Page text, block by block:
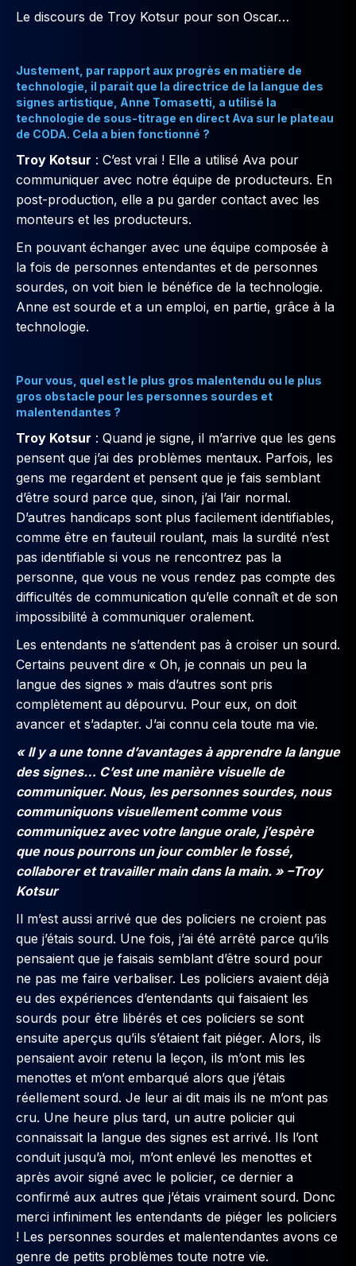
Le discours de Troy Kotsur pour son Oscar…
Justement, par rapport aux progrès en matière de
technologie, il parait que la directrice de la langue des
signes artistique, Anne Tomasetti, a utilisé la
technologie de sous-titrage en direct Ava sur le plateau
de CODA. Cela a bien fonctionné ?
Troy Kotsur : C’est vrai ! Elle a utilisé Ava pour
communiquer avec notre équipe de producteurs. En
post-production, elle a pu garder contact avec les
monteurs et les producteurs.
En pouvant échanger avec une équipe composée à
la fois de personnes entendantes et de personnes
sourdes, on voit bien le bénéfice de la technologie.
Anne est sourde et a un emploi, en partie, grâce à la
technologie.
Pour vous, quel est le plus gros malentendu ou le plus
gros obstacle pour les personnes sourdes et
malentendantes ?
Troy Kotsur : Quand je signe, il m’arrive que les gens
pensent que j’ai des problèmes mentaux. Parfois, les
gens me regardent et pensent que je fais semblant
d’être sourd parce que, sinon, j’ai l’air normal.
D’autres handicaps sont plus facilement identifiables,
comme être en fauteuil roulant, mais la surdité n’est
pas identifiable si vous ne rencontrez pas la
personne, que vous ne vous rendez pas compte des
difficultés de communication qu’elle connaît et de son
impossibilité à communiquer oralement.
Les entendants ne s’attendent pas à croiser un sourd.
Certains peuvent dire « Oh, je connais un peu la
langue des signes » mais d’autres sont pris
complètement au dépourvu. Pour eux, on doit
avancer et s’adapter. J’ai connu cela toute ma vie.
« Il y a une tonne d’avantages à apprendre la langue
des signes… C’est une manière visuelle de
communiquer. Nous, les personnes sourdes, nous
communiquons visuellement comme vous
communiquez avec votre langue orale, j’espère
que nous pourrons un jour combler le fossé,
collaborer et travailler main dans la main. » –Troy
Kotsur
Il m’est aussi arrivé que des policiers ne croient pas
que j’étais sourd. Une fois, j’ai été arrêté parce qu’ils
pensaient que je faisais semblant d’être sourd pour
ne pas me faire verbaliser. Les policiers avaient déjà
eu des expériences d’entendants qui faisaient les
sourds pour être libérés et ces policiers se sont
ensuite aperçus qu’ils s’étaient fait piéger. Alors, ils
pensaient avoir retenu la leçon, ils m’ont mis les
menottes et m’ont embarqué alors que j’étais
réellement sourd. Je leur ai dit mais ils ne m’ont pas
cru. Une heure plus tard, un autre policier qui
connaissait la langue des signes est arrivé. Ils l’ont
conduit jusqu’à moi, m’ont enlevé les menottes et
après avoir signé avec le policier, ce dernier a
confirmé aux autres que j’étais vraiment sourd. Donc
merci infiniment les entendants de piéger les policiers
! Les personnes sourdes et malentendantes avons ce
genre de petits problèmes toute notre vie.